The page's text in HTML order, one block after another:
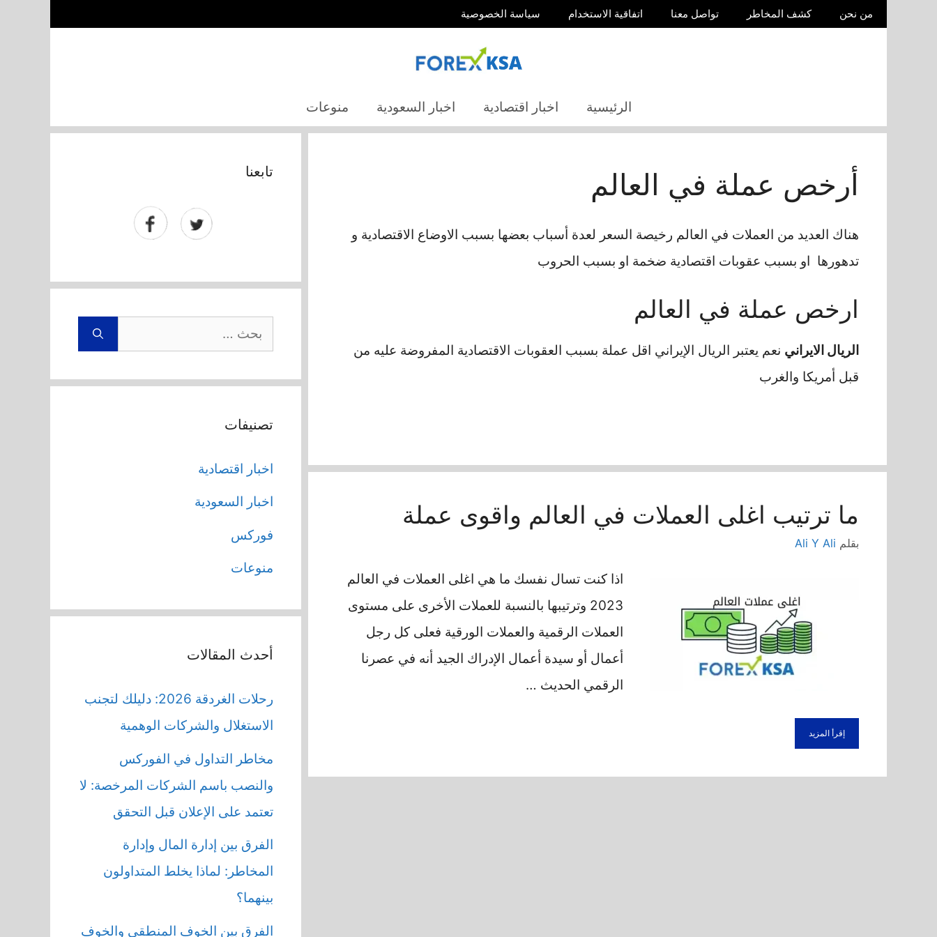
من نحن كشف المخاطر تواصل معنا اتفاقية الاستخدام سياسة الخصوصية
الرئيسية اخبار اقتصادية اخبار السعودية منوعات
أرخص عملة في العالم
هناك العديد من العملات في العالم رخيصة السعر لعدة أسباب بعضها بسبب الاوضاع الاقتصادية و
تدهورها او بسبب عقوبات اقتصادية ضخمة او بسبب الحروب
ارخص عملة في العالم
الريال الايراني نعم يعتبر الريال الإيراني اقل عملة بسبب العقوبات الاقتصادية المفروضة عليه من
قبل أمريكا والغرب
ما ترتيب اغلى العملات في العالم واقوى عملة
بقلم Ali Y Ali
اذا كنت تسال نفسك ما هي اغلى العملات في العالم
2023 وترتيبها بالنسبة للعملات الأخرى على مستوى
العملات الرقمية والعملات الورقية فعلى كل رجل
أعمال أو سيدة أعمال الإدراك الجيد أنه في عصرنا
الرقمي الحديث …
إقرأ المزيد
تابعنا
البحث
عن:
تصنيفات
اخبار اقتصادية
اخبار السعودية
فوركس
منوعات
أحدث المقالات
رحلات الغردقة 2026: دليلك لتجنب
الاستغلال والشركات الوهمية
مخاطر التداول في الفوركس
والنصب باسم الشركات المرخصة: لا
تعتمد على الإعلان قبل التحقق
الفرق بين إدارة المال وإدارة
المخاطر: لماذا يخلط المتداولون
بينهما؟
الفرق بين الخوف المنطقي والخوف